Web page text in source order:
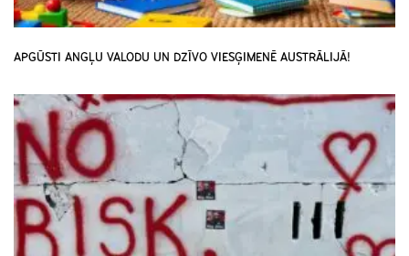
APGŪSTI ANGĻU VALODU UN DZĪVO VIESĢIMENĒ AUSTRĀLIJĀ!